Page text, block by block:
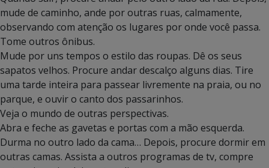
mude de caminho, ande por outras ruas, calmamente,
observando com atenção os lugares por onde você passa.
Tome outros ônibus.
Mude por uns tempos o estilo das roupas. Dê os seus
sapatos velhos. Procure andar descalço alguns dias. Tire
uma tarde inteira para passear livremente na praia, ou no
parque, e ouvir o canto dos passarinhos.
Veja o mundo de outras perspectivas.
Abra e feche as gavetas e portas com a mão esquerda.
Durma no outro lado da cama… Depois, procure dormir em
outras camas. Assista a outros programas de tv, compre